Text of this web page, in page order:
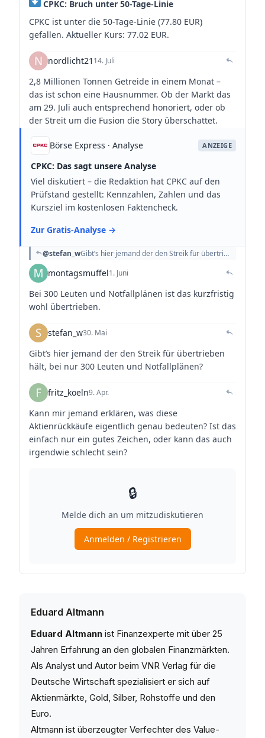
Eduard Altmann
Eduard Altmann ist Finanzexperte mit über 25
Jahren Erfahrung an den globalen Finanzmärkten.
Als Analyst und Autor beim VNR Verlag für die
Deutsche Wirtschaft spezialisiert er sich auf
Aktienmärkte, Gold, Silber, Rohstoffe und den
Euro.
Altmann ist überzeugter Verfechter des Value-